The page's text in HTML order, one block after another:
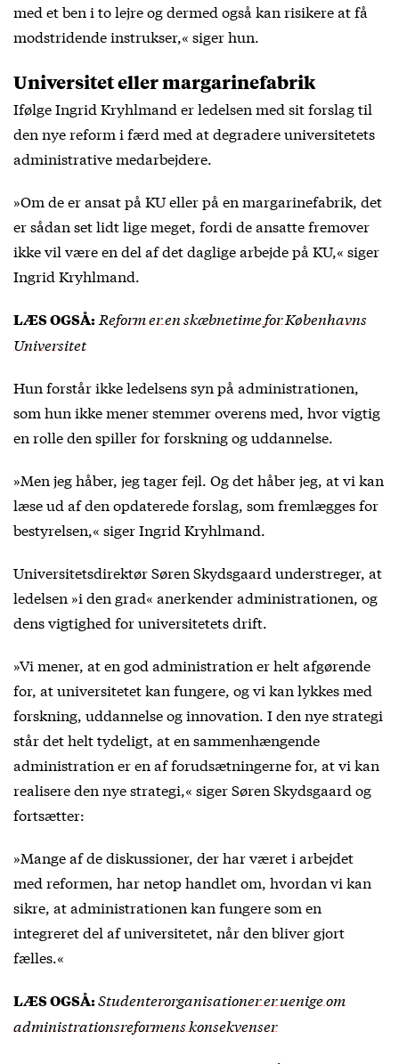
med et ben i to lejre og dermed også kan risikere at få
modstridende instrukser,« siger hun.
Universitet eller margarinefabrik
Ifølge Ingrid Kryhlmand er ledelsen med sit forslag til
den nye reform i færd med at degradere universitetets
administrative medarbejdere.
»Om de er ansat på KU eller på en margarinefabrik, det
er sådan set lidt lige meget, fordi de ansatte fremover
ikke vil være en del af det daglige arbejde på KU,« siger
Ingrid Kryhlmand.
LÆS OGSÅ: Reform er en skæbnetime for Københavns
Universitet
Hun forstår ikke ledelsens syn på administrationen,
som hun ikke mener stemmer overens med, hvor vigtig
en rolle den spiller for forskning og uddannelse.
»Men jeg håber, jeg tager fejl. Og det håber jeg, at vi kan
læse ud af den opdaterede forslag, som fremlægges for
bestyrelsen,« siger Ingrid Kryhlmand.
Universitetsdirektør Søren Skydsgaard understreger, at
ledelsen »i den grad« anerkender administrationen, og
dens vigtighed for universitetets drift.
»Vi mener, at en god administration er helt afgørende
for, at universitetet kan fungere, og vi kan lykkes med
forskning, uddannelse og innovation. I den nye strategi
står det helt tydeligt, at en sammenhængende
administration er en af forudsætningerne for, at vi kan
realisere den nye strategi,« siger Søren Skydsgaard og
fortsætter:
»Mange af de diskussioner, der har været i arbejdet
med reformen, har netop handlet om, hvordan vi kan
sikre, at administrationen kan fungere som en
integreret del af universitetet, når den bliver gjort
fælles.«
LÆS OGSÅ:Studenterorganisationer er uenige om
administrationsreformens konsekvenser